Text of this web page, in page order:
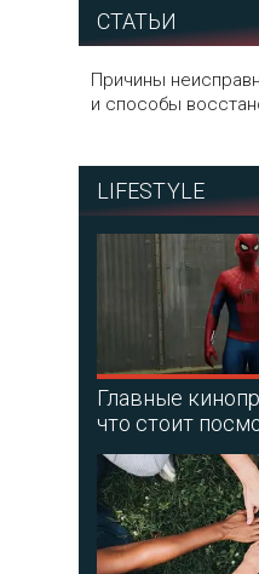
СТАТЬИ
Причины
и способы
LIFESTYLE
Главные
что стоит